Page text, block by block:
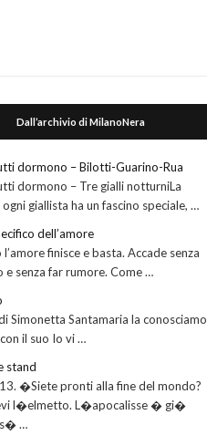
Dall’archivio di MilanoNera
dormono – Bilotti-Guarino-Rua
dormono – Tre gialli notturniLa
giallista ha un fascino speciale, …
dell’amore
finisce e basta. Accade senza
e senza far rumore. Come …
Simonetta Santamaria la conosciamo
il suo Io vi …
stand
�Siete pronti alla fine del mondo?
l�elmetto. L�apocalisse � gi�
…